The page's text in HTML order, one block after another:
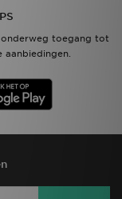
toegang tot
aanbiedingen.